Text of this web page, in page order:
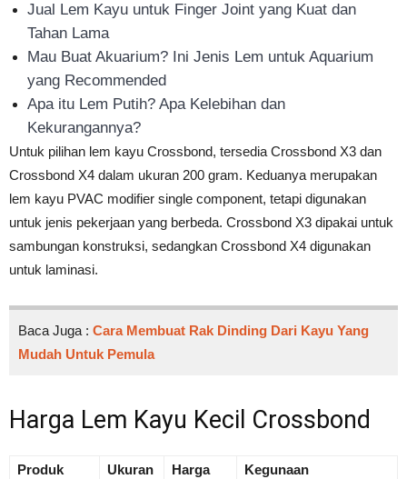
Jual Lem Kayu untuk Finger Joint yang Kuat dan
Tahan Lama
Mau Buat Akuarium? Ini Jenis Lem untuk Aquarium
yang Recommended
Apa itu Lem Putih? Apa Kelebihan dan
Kekurangannya?
Untuk pilihan lem kayu Crossbond, tersedia Crossbond X3 dan
Crossbond X4 dalam ukuran 200 gram. Keduanya merupakan
lem kayu PVAC modifier single component, tetapi digunakan
untuk jenis pekerjaan yang berbeda. Crossbond X3 dipakai untuk
sambungan konstruksi, sedangkan Crossbond X4 digunakan
untuk laminasi.
Baca Juga : Cara Membuat Rak Dinding Dari Kayu Yang
Mudah Untuk Pemula
Harga Lem Kayu Kecil Crossbond
Produk Ukuran Harga
Kegunaan